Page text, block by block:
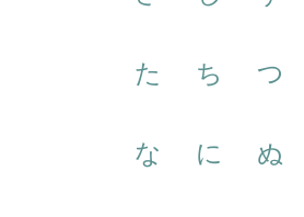
た ち つ
な に ぬ